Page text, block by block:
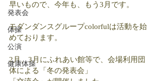
発表会
体操
公演
健康体操
早いもので、今年も、もう3月です。
モダンダンスグループcolorfulは活動を始
めております。
2月、3月にふれあい館等で、会場利用団
体による「冬の発表会」